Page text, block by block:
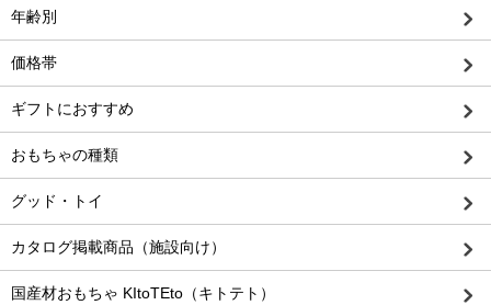
年齢別
価格帯
ギフトにおすすめ
おもちゃの種類
グッド・トイ
カタログ掲載商品（施設向け）
国産材おもちゃ KItoTEto（キトテト）